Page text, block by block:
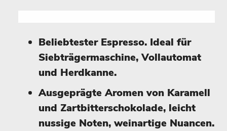
Beliebtester Espresso. Ideal für
Siebträgermaschine, Vollautomat
und Herdkanne.
Ausgeprägte Aromen von Karamell
und Zartbitterschokolade, leicht
nussige Noten, weinartige Nuancen.